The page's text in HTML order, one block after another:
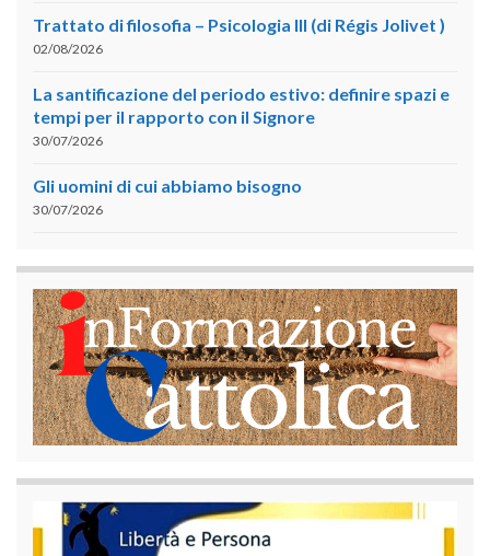
Trattato di filosofia – Psicologia III (di Régis Jolivet )
02/08/2026
La santificazione del periodo estivo: definire spazi e
tempi per il rapporto con il Signore
30/07/2026
Gli uomini di cui abbiamo bisogno
30/07/2026